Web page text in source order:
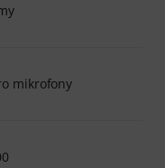
mikrofony